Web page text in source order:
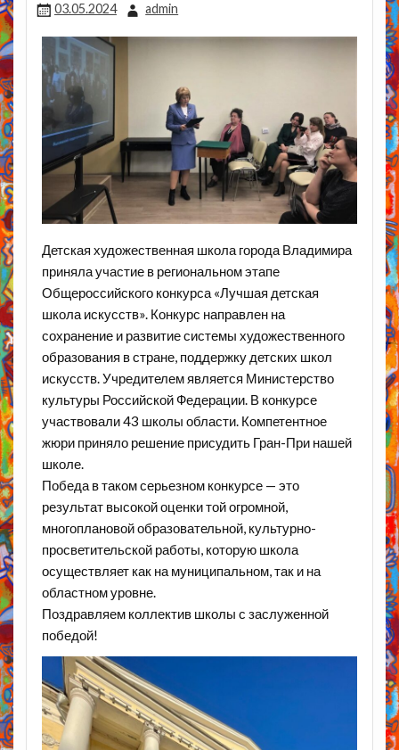
03.05.2024 admin
Детская художественная школа города Владимира
приняла участие в региональном этапе
Общероссийского конкурса «Лучшая детская
школа искусств». Конкурс направлен на
сохранение и развитие системы художественного
образования в стране, поддержку детских школ
искусств. Учредителем является Министерство
культуры Российской Федерации. В конкурсе
участвовали 43 школы области. Компетентное
жюри приняло решение присудить Гран-При нашей
школе.
Победа в таком серьезном конкурсе — это
результат высокой оценки той огромной,
многоплановой образовательной, культурно-
просветительской работы, которую школа
осуществляет как на муниципальном, так и на
областном уровне.
Поздравляем коллектив школы с заслуженной
победой!